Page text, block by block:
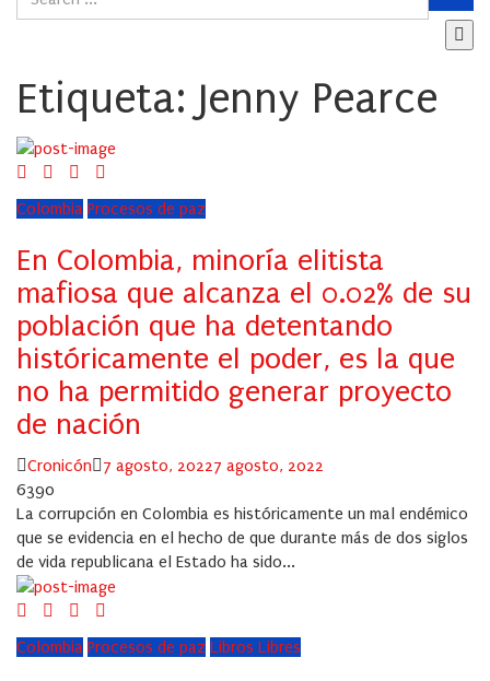
Etiqueta: Jenny Pearce
Colombia Procesos de paz
En Colombia, minoría elitista
mafiosa que alcanza el 0.02% de su
población que ha detentando
históricamente el poder, es la que
no ha permitido generar proyecto
de nación
Author
Cronicón
Posted
7 agosto, 20227 agosto, 2022
6390
La corrupción en Colombia es históricamente un mal endémico
que se evidencia en el hecho de que durante más de dos siglos
de vida republicana el Estado ha sido...
Colombia Procesos de paz Libros Libres